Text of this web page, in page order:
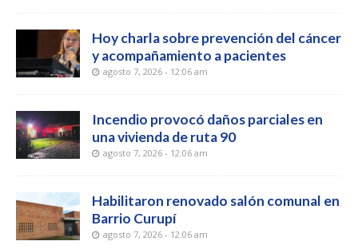
Hoy charla sobre prevención del cáncer
y acompañamiento a pacientes
agosto 7, 2026 - 12:06 am
Incendio provocó daños parciales en
una vivienda de ruta 90
agosto 7, 2026 - 12:06 am
Habilitaron renovado salón comunal en
Barrio Curupí
agosto 7, 2026 - 12:06 am